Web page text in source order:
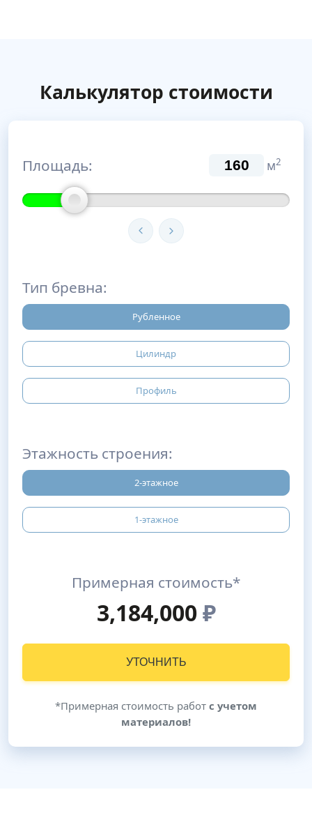
Калькулятор стоимости
Площадь: м2
Тип бревна:
Рубленное
Цилиндр
Профиль
Этажность строения:
2-этажное
1-этажное
Примерная стоимость*
3,184,000₽
УТОЧНИТЬ
*Примерная стоимость работ с учетом
материалов!